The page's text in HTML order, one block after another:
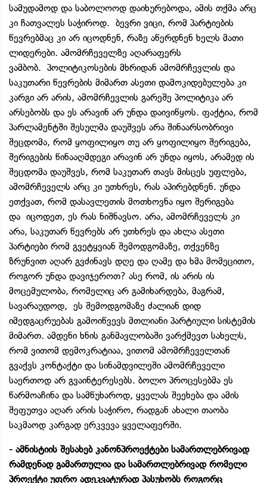
სამუდამოდ და საბოლოოდ დაიხურებოდა, ამის თქმა არც
კი ჩათვალეს საჭიროდ. ბევრი ვიცი, რომ პარტიების
წევრებმაც კი არ იცოდნენ, რაზე აწერდნენ ხელს მათი
ლიდერები. ამომრჩეველზე აღარაფერს
ვამბობ. პოლიტიკოსების მხრიდან ამომრჩევლის და
საკუთარი წევრების მიმართ ასეთი დამოკიდებულება კი
კარგი არ არის, ამომრჩევლის გარეშე პოლიტიკა არ
არსებობს და ეს არავინ არ უნდა დაივიწყოს. ფაქტია, რომ
პარლამენტში შესულმა დაუშვეს არა შინაარსობრივი
შეცდომა, რომ ყოფილიყო თუ არ ყოფილიყო შერიგება,
შერიგების წინააღმდეგი არავინ არ უნდა იყოს, არამედ ის
შეცდომა დაუშვეს, რომ საკუთარ თავს მისცეს უფლება,
ამომრჩეველს არც კი უთხრეს, რას აპირებდნენ. უნდა
ეთქვათ, რომ დასავლეთის მოთხოვნა იყო შერიგება
და იცოდეთ, ეს რას ნიშნავსო. არა, ამომრჩეველს კი
არა, საკუთარ წევრებს არ უთხრეს და ახლა ასეთი
პარტიები რომ გვეტყვიან შემოდგომაზე, თქვენზე
ზრუნვით აღარ გვძინავს დღე და ღამე და ხმა მომეცითო,
როგორ უნდა დავიჯეროთ? ასე რომ, ის არის ის
მოცემულობა, რომელიც არ გამიხარდება, მაგრამ,
სავარაუდოდ, ეს შემოდგომაზე ძალიან დიდ
იმედგაცრუებას გამოიწვევს მთლიანი პარტიული სისტემის
მიმართ. ამდენი ხნის განმავლობაში ვარქმევთ სახელს,
რომ ვითომ დემოკრატიაა, ვითომ ამომრჩეველთან
გვაქვს კონტაქტი და სინამდვილეში ამომრჩეველი
საერთოდ არ გვაინტერესებს. ბოლო პროცესებმა ეს
წარმოაჩინა და სამწუხაროდ, ყველას შეეხება და ამის
შეფუთვა აღარ არის საჭირო, რადგან ახალი თაობა
საკმაოდ კარგად ერკვევა ყველაფერში.
- ამნისტიის შესახებ კანონპროექტები სამართლებრივად
რამდენად გამართულია და სამართლებრივად რომელი
პროექტი უფრო ადეკვატურად პასუხობს როგორც